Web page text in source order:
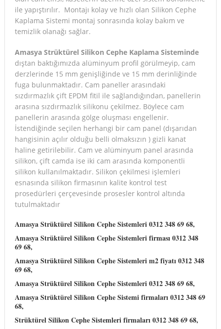
ile yapıştırılır. Montajı kolay ve hızlı olan Silikon Cephe
Kaplama Sistemi montaj sonrasında kolay bakım ve
temizlik olanağı sağlar.
Amasya Strüktürel Silikon Cephe Kaplama Sisteminde
dıştan baktığımızda alüminyum profil görülmeyip, cam
derzlerinde 15 mm genişliğinde ve 15 mm derinliğinde
fuga bulunmaktadır. Cam paneller arasındaki
sızdırmazlık çift EPDM fitil ile sağlandığından, panellerin
arasına sızdırmazlık silikonu çekilmez. Böylece cam
panellerin arasında gölge oluşması engellenir.
İstendiğinde seçilen herhangi bir cam panel (dışarıdan
hangisinin açılır olduğu belli olmaksızın ) gizli kanat
haline getirilebilir. Cam ve alüminyum panel arasında
silikon, çift camda ise iki cam arasında komponentli
silikon kullanılmaktadır. Silikon çekilmesi işlemleri
esnasında silikon firmasının kalite kontrol test
prosedürleri çerçevesinde prosesler kontrol altında
tutulmaktadır
Amasya Strüktürel Silikon Cephe Sistemleri 0312 348 69 68,
Amasya Strüktürel Silikon Cephe Sistemlerifirması0312 348
69 68,
Amasya Strüktürel Silikon Cephe Sistemleri m2 fiyatı 0312 348
69 68,
Amasya Strüktürel Silikon Cephe Sistemleri 0312 348 69 68,
Amasya Strüktürel Silikon Cephe Sistemi firmaları 0312 348 69
68,
Strüktürel Silikon Cephe Sistemlerifirmaları0312 348 69 68,